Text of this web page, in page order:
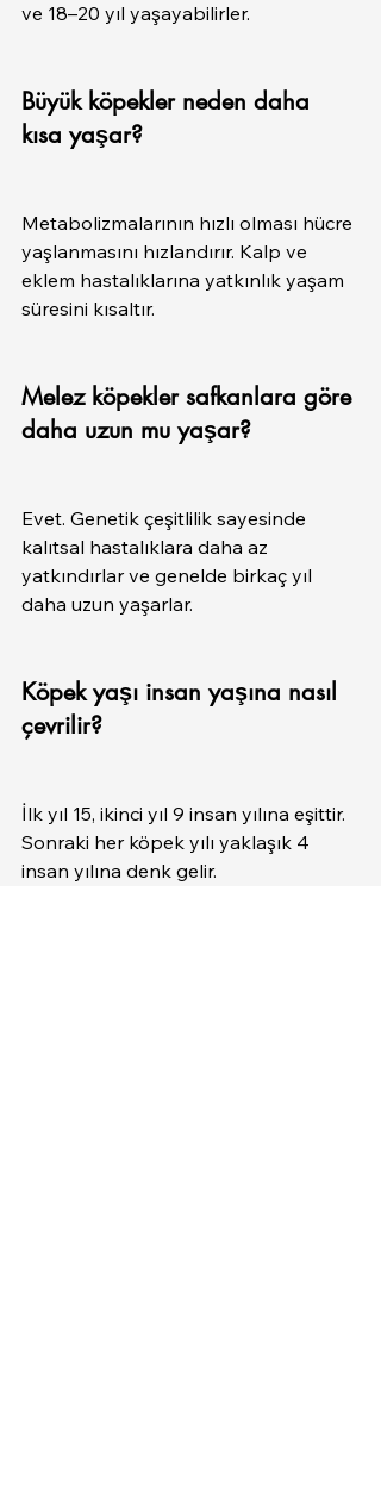
ve 18–20 yıl yaşayabilirler.
Büyük köpekler neden daha
kısa yaşar?
Metabolizmalarının hızlı olması hücre
yaşlanmasını hızlandırır. Kalp ve
eklem hastalıklarına yatkınlık yaşam
süresini kısaltır.
Melez köpekler safkanlara göre
daha uzun mu yaşar?
Evet. Genetik çeşitlilik sayesinde
kalıtsal hastalıklara daha az
yatkındırlar ve genelde birkaç yıl
daha uzun yaşarlar.
Köpek yaşı insan yaşına nasıl
çevrilir?
İlk yıl 15, ikinci yıl 9 insan yılına eşittir.
Sonraki her köpek yılı yaklaşık 4
insan yılına denk gelir.